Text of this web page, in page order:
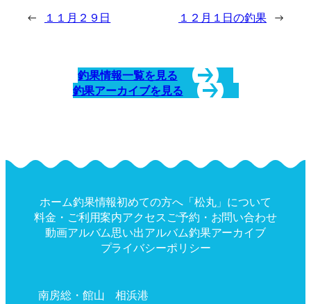
← １１月２９日 １２月１日の釣果 →
釣果情報一覧を見る
釣果アーカイブを見る
ホーム釣果情報初めての方へ「松丸」について
料金・ご利用案内アクセスご予約・お問い合わせ
動画アルバム思い出アルバム釣果アーカイブ
プライバシーポリシー
南房総・館山 相浜港